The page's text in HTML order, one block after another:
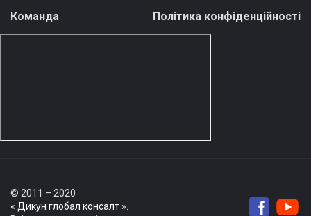
Команда Політика конфіденційності
© 2011 – 2020
« Дикун глобал консалт ».